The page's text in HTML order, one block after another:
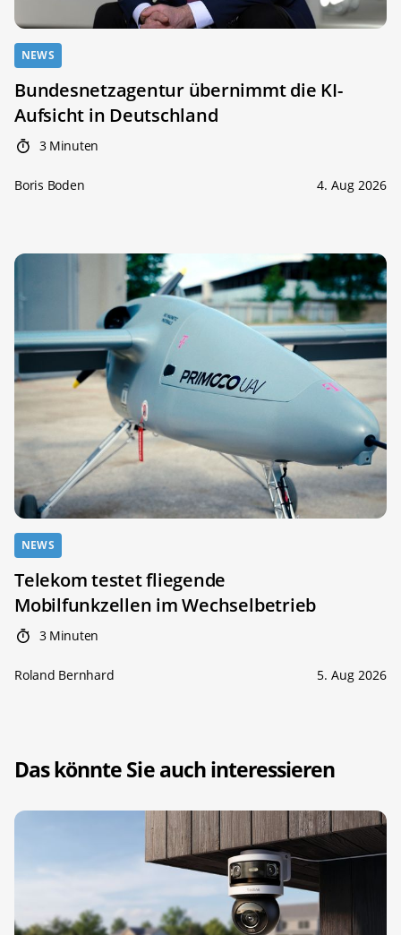
NEWS
Bundesnetzagentur übernimmt die KI-
Aufsicht in Deutschland
3 Minuten
Boris Boden 4. Aug 2026
NEWS
Telekom testet fliegende
Mobilfunkzellen im Wechselbetrieb
3 Minuten
Roland Bernhard 5. Aug 2026
Das könnte Sie auch interessieren